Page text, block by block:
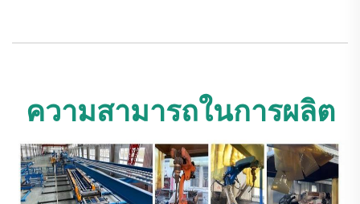
ความสามารถในการผลิต